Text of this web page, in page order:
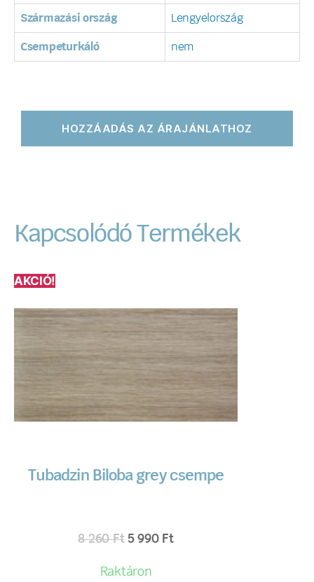
Származási ország Lengyelország
Csempeturkáló nem
HOZZÁADÁS AZ ÁRAJÁNLATHOZ
Kapcsolódó Termékek
AKCIÓ!
Tubadzin Biloba grey csempe
8 260Ft 5 990 Ft
Raktáron